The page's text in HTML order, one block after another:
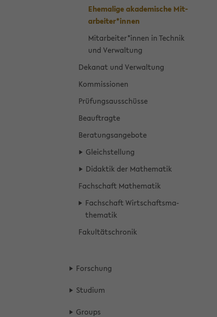
Ehe­ma­li­ge aka­de­mi­sche Mit­
ar­bei­ter*innen
Mit­ar­bei­ter*innen in Tech­nik
und Ver­wal­tung
De­ka­nat und Ver­wal­tung
Kom­mis­sio­nen
Prü­fungs­aus­schüs­se
Be­auf­trag­te
Be­ra­tungs­an­ge­bo­te
Gleich­stel­lung
Di­dak­tik der Ma­the­ma­tik
Fach­schaft Ma­the­ma­tik
Fach­schaft Wirt­schafts­ma­
the­ma­tik
Fa­kul­täts­chro­nik
For­schung
Stu­di­um
Groups